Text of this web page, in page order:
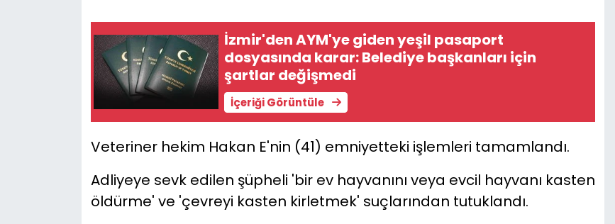
İzmir'den AYM'ye giden yeşil pasaport
dosyasında karar: Belediye başkanları için
şartlar değişmedi
İçeriği Görüntüle
Veteriner hekim Hakan E'nin (41) emniyetteki işlemleri tamamlandı.
Adliyeye sevk edilen şüpheli 'bir ev hayvanını veya evcil hayvanı kasten
öldürme' ve 'çevreyi kasten kirletmek' suçlarından tutuklandı.
YEREL YÖNETİMLER